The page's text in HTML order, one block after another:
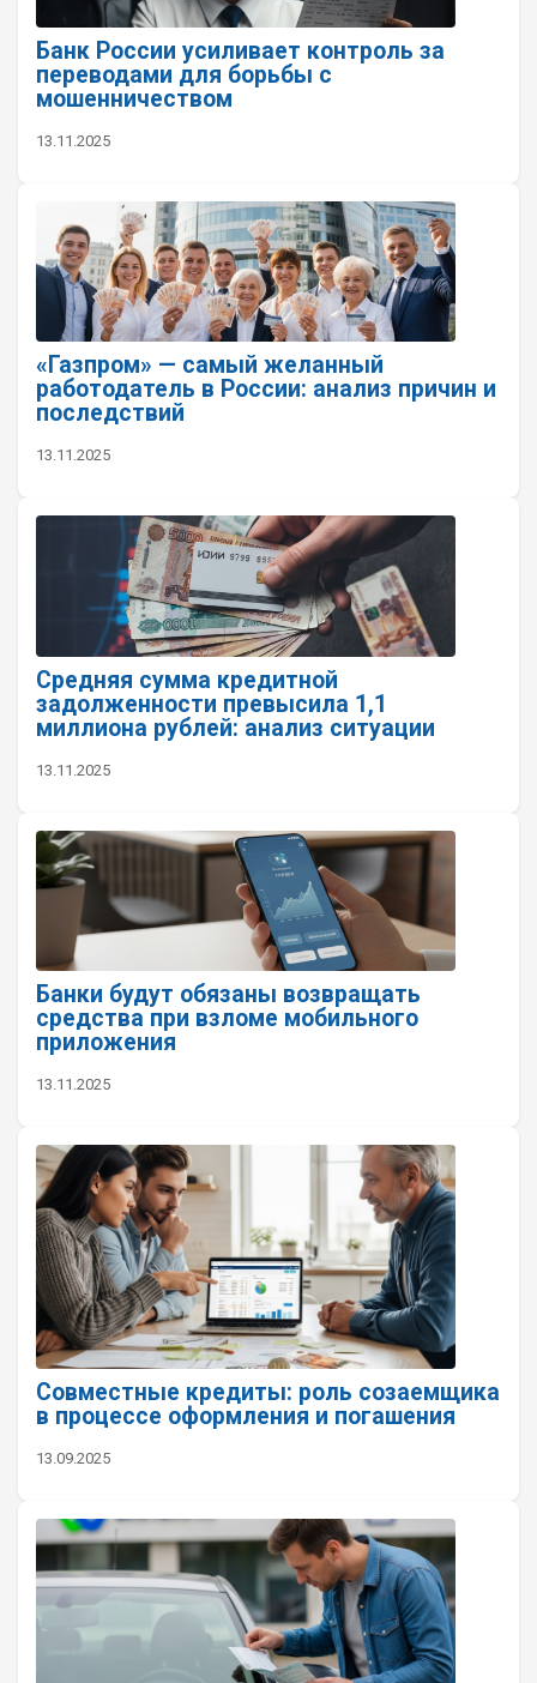
Банк России усиливает контроль за
переводами для борьбы с
мошенничеством
13.11.2025
«Газпром» — самый желанный
работодатель в России: анализ причин и
последствий
13.11.2025
Средняя сумма кредитной
задолженности превысила 1,1
миллиона рублей: анализ ситуации
13.11.2025
Банки будут обязаны возвращать
средства при взломе мобильного
приложения
13.11.2025
Совместные кредиты: роль созаемщика
в процессе оформления и погашения
13.09.2025